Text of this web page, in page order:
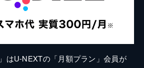
はU-NEXTの「月額プラン」会員が